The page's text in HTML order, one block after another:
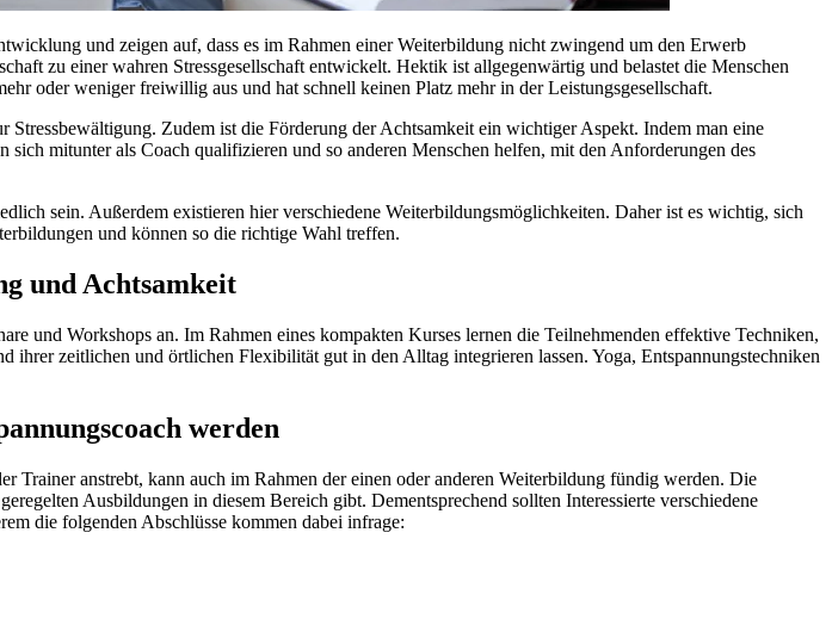
und zeigen auf, dass es im Rahmen einer Weiterbildung nicht zwingend um den Erwerb
zu einer wahren Stressgesellschaft entwickelt. Hektik ist allgegenwärtig und belastet die Menschen
oder weniger freiwillig aus und hat schnell keinen Platz mehr in der Leistungsgesellschaft.
Zudem ist die Förderung der Achtsamkeit ein wichtiger Aspekt. Indem man eine
mitunter als Coach qualifizieren und so anderen Menschen helfen, mit den Anforderungen des
sein. Außerdem existieren hier verschiedene Weiterbildungsmöglichkeiten. Daher ist es wichtig, sich
und können so die richtige Wahl treffen.
und Achtsamkeit
und Workshops an. Im Rahmen eines kompakten Kurses lernen die Teilnehmenden effektive Techniken,
zeitlichen und örtlichen Flexibilität gut in den Alltag integrieren lassen. Yoga, Entspannungstechniken
werden
anstrebt, kann auch im Rahmen der einen oder anderen Weiterbildung fündig werden. Die
Ausbildungen in diesem Bereich gibt. Dementsprechend sollten Interessierte verschiedene
die folgenden Abschlüsse kommen dabei infrage: